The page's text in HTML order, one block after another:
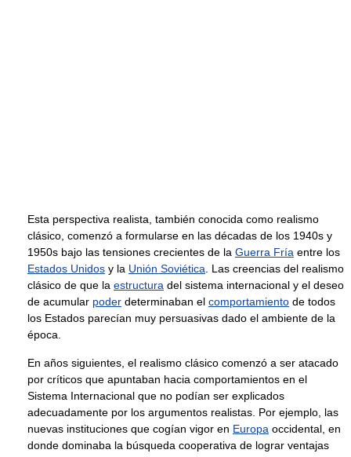
Esta perspectiva realista, también conocida como realismo
clásico, comenzó a formularse en las décadas de los 1940s y
1950s bajo las tensiones crecientes de la Guerra Fría entre los
Estados Unidos y la Unión Soviética . Las creencias del realismo
clásico de que la estructura del sistema internacional y el deseo
de acumular poder determinaban el comportamiento de todos
los Estados parecían muy persuasivas dado el ambiente de la
época.
En años siguientes, el realismo clásico comenzó a ser atacado
por críticos que apuntaban hacia comportamientos en el
Sistema Internacional que no podían ser explicados
adecuadamente por los argumentos realistas. Por ejemplo, las
nuevas instituciones que cogían vigor en Europa occidental, en
donde dominaba la búsqueda cooperativa de lograr ventajas